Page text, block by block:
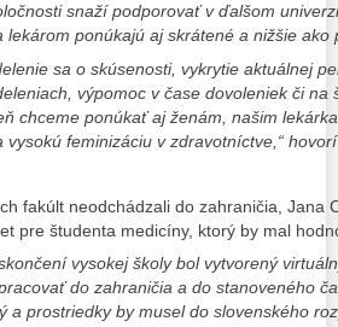
snaží podporovať v ďalšom
lekárom ponúkajú aj skrátené a nižšie ako
sa o skúsenosti, vykrytie aktuálnej
výpomoc v čase dovoleniek či na
chceme ponúkať aj ženám, našim
feminizáciu v zdravotníctve,“
fakúlt neodchádzali do zahraničia, Jana
pre študenta medicíny, ktorý by mal
vysokej školy bol vytvorený
do zahraničia a do stanoveného
a prostriedky by musel do slovenského